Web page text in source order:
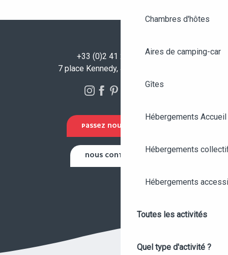
Chambres d'hôtes
Aires de camping-car
Gîtes
Hébergements
Hébergements
Hébergements
Toutes les activités
Quel type d'activité ?
+33 (0)2 41 23 50 00
7 place Kennedy, 49100 Angers
PASSEZ NOUS VOIR !
NOUS CONTACTER